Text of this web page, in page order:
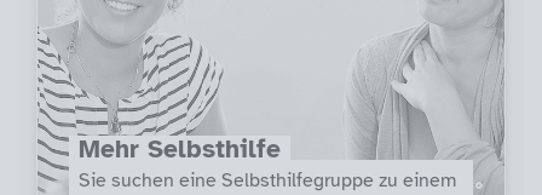
Mehr Selbsthilfe
Sie suchen eine Selbsthilfegruppe zu einem